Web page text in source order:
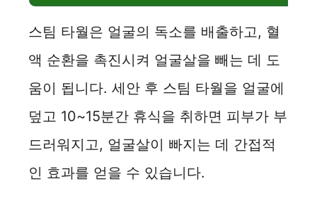
스팀 타월은 얼굴의 독소를 배출하고, 혈
액 순환을 촉진시켜 얼굴살을 빼는 데 도
움이 됩니다. 세안 후 스팀 타월을 얼굴에
덮고 10~15분간 휴식을 취하면 피부가 부
드러워지고, 얼굴살이 빠지는 데 간접적
인 효과를 얻을 수 있습니다.